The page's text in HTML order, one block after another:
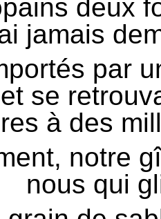
deux
jamais
par
se
à des
notre
nous qui